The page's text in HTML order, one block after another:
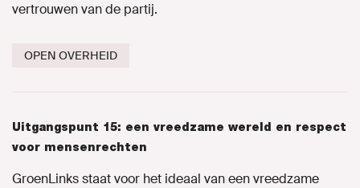
vertrouwen van de partij.
OPEN OVERHEID
Uitgangspunt 15: een vreedzame wereld en respect
voor mensenrechten
GroenLinks staat voor het ideaal van een vreedzame